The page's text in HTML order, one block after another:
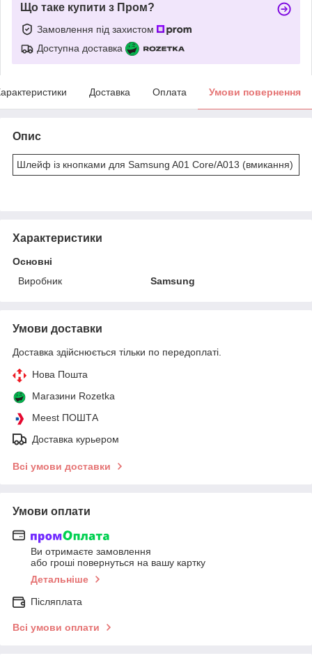
Що таке купити з Пром?
Замовлення під захистом
Доступна доставка
Доставка Оплата Умови повернення
Опис
Шлейф із кнопками для Samsung A01 Core/A013 (вмикання)
Характеристики
Основні
Виробник
Samsung
Умови доставки
Доставка здійснюється тільки по передоплаті.
Нова Пошта
Магазини Rozetka
Meest ПОШТА
Доставка курьером
Всі умови доставки
Умови оплати
Ви отримаєте замовлення
або гроші повернуться на вашу картку
Детальніше
Післяплата
Всі умови оплати